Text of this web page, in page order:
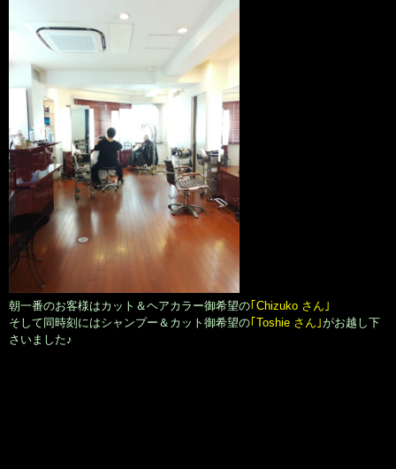
朝一番のお客様はカット＆ヘアカラー御希望の｢Chizuko さん｣
そして同時刻にはシャンプー＆カット御希望の｢Toshie さん｣がお越し下
さいました♪